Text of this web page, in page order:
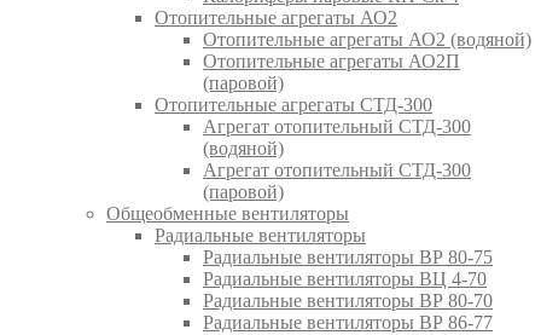
Отопительные агрегаты АО2
Отопительные агрегаты АО2 (водяной)
Отопительные агрегаты АО2П
(паровой)
Отопительные агрегаты СТД-300
Агрегат отопительный СТД-300
(водяной)
Агрегат отопительный СТД-300
(паровой)
Общеобменные вентиляторы
Радиальные вентиляторы
Радиальные вентиляторы ВР 80-75
Радиальные вентиляторы ВЦ 4-70
Радиальные вентиляторы ВР 80-70
Радиальные вентиляторы ВР 86-77